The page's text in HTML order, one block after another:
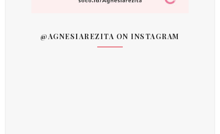
@AGNESIAREZITA ON INSTAGRAM